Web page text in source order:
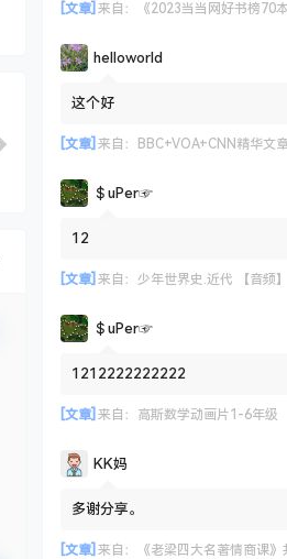
[文章] 来自： 《2023当当网好书榜70本》
helloworld
这个好
[文章] 来自： BBC+VOA+CNN精华文
＄uΡer☞
12
[文章] 来自： 少年世界史.近代 【音频】
＄uΡer☞
1212222222222
[文章] 来自： 高斯数学动画片1-6年级
KK妈
多谢分享。
[文章] 来自： 《老梁四大名著情商课》共